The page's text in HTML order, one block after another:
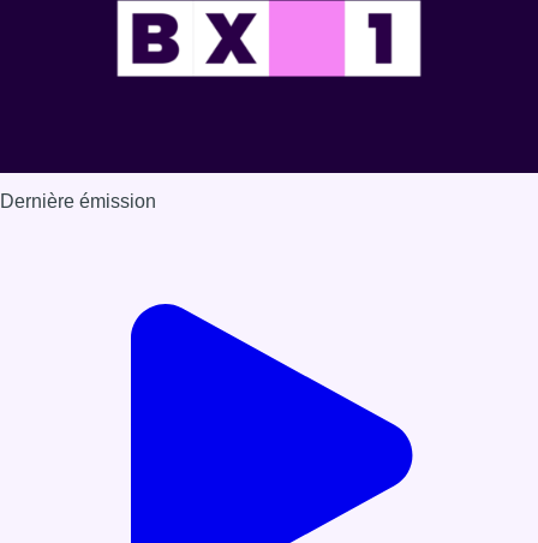
Dernière émission